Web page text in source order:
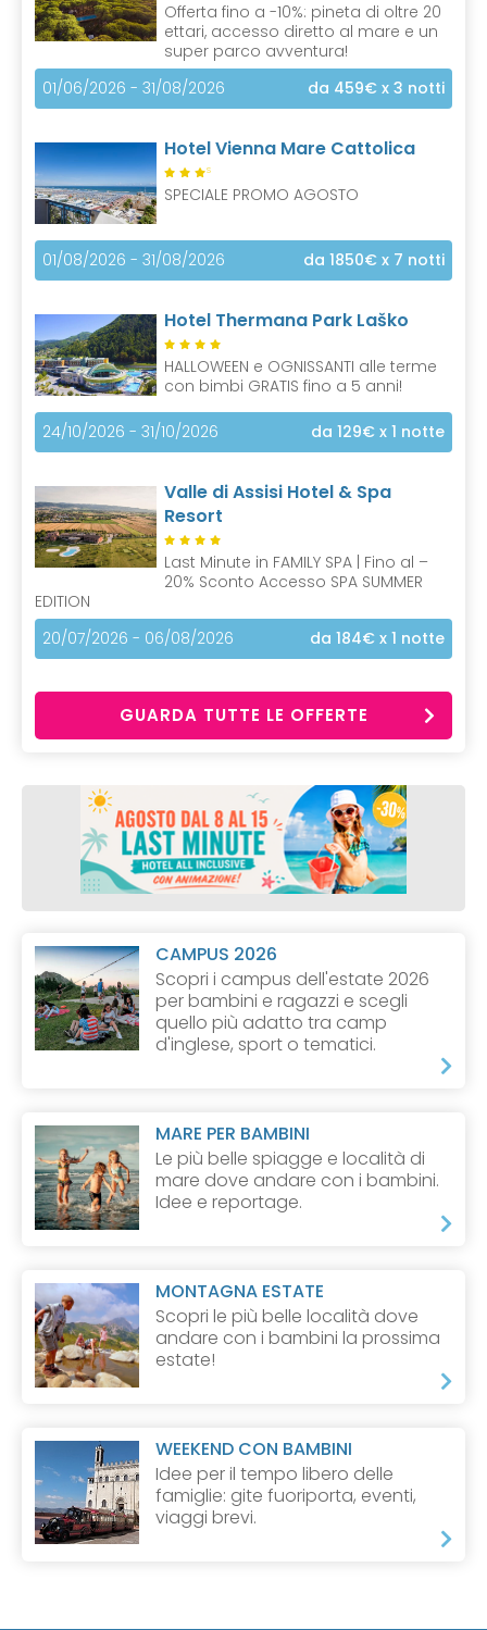
Offerta fino a -10%: pineta di oltre 20
ettari, accesso diretto al mare e un
super parco avventura!
01/06/2026 - 31/08/2026
da 459€ x 3 notti
Hotel Vienna Mare Cattolica
S
SPECIALE PROMO AGOSTO
01/08/2026 - 31/08/2026 da 1850€ x 7 notti
Hotel Thermana Park Laško
HALLOWEEN e OGNISSANTI alle terme
con bimbi GRATIS fino a 5 anni!
24/10/2026 - 31/10/2026 da 129€ x 1 notte
Valle di Assisi Hotel & Spa
Resort
Last Minute in FAMILY SPA | Fino al –
20% Sconto Accesso SPA SUMMER
EDITION
20/07/2026 - 06/08/2026
da 184€ x 1 notte
GUARDA TUTTE LE OFFERTE
CAMPUS 2026
Scopri i campus dell'estate 2026
per bambini e ragazzi e scegli
quello più adatto tra camp
d'inglese, sport o tematici.
MARE PER BAMBINI
Le più belle spiagge e località di
mare dove andare con i bambini.
Idee e reportage.
MONTAGNA ESTATE
Scopri le più belle località dove
andare con i bambini la prossima
estate!
WEEKEND CON BAMBINI
Idee per il tempo libero delle
famiglie: gite fuoriporta, eventi,
viaggi brevi.